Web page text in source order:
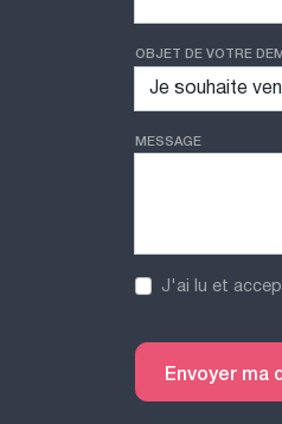
OBJET DE VOTRE
MESSAGE
J'ai lu et
Envoyer ma